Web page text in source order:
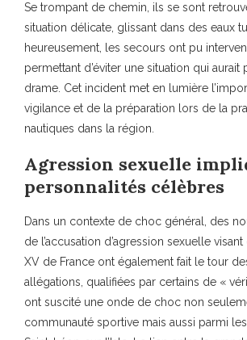
Se trompant de chemin, ils se sont
situation délicate, glissant dans des eaux
heureusement, les secours ont pu
permettant d’éviter une situation qui aurait
drame. Cet incident met en lumière
vigilance et de la préparation lors de la
nautiques dans la région.
Agression sexuelle
personnalités célèbres
Dans un contexte de choc général, des
de l’accusation d’agression sexuelle
XV de France ont également fait le tour
allégations, qualifiées par certains de «
ont suscité une onde de choc non
communauté sportive mais aussi parmi